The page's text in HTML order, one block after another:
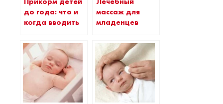
до года: что и
когда вводить
массаж для
младенцев